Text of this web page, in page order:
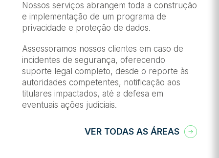
Nossos serviços abrangem toda a construção
e implementação de um programa de
privacidade e proteção de dados.
Assessoramos nossos clientes em caso de
incidentes de segurança, oferecendo
suporte legal completo, desde o reporte às
autoridades competentes, notificação aos
titulares impactados, até a defesa em
eventuais ações judiciais.
VER TODAS AS ÁREAS